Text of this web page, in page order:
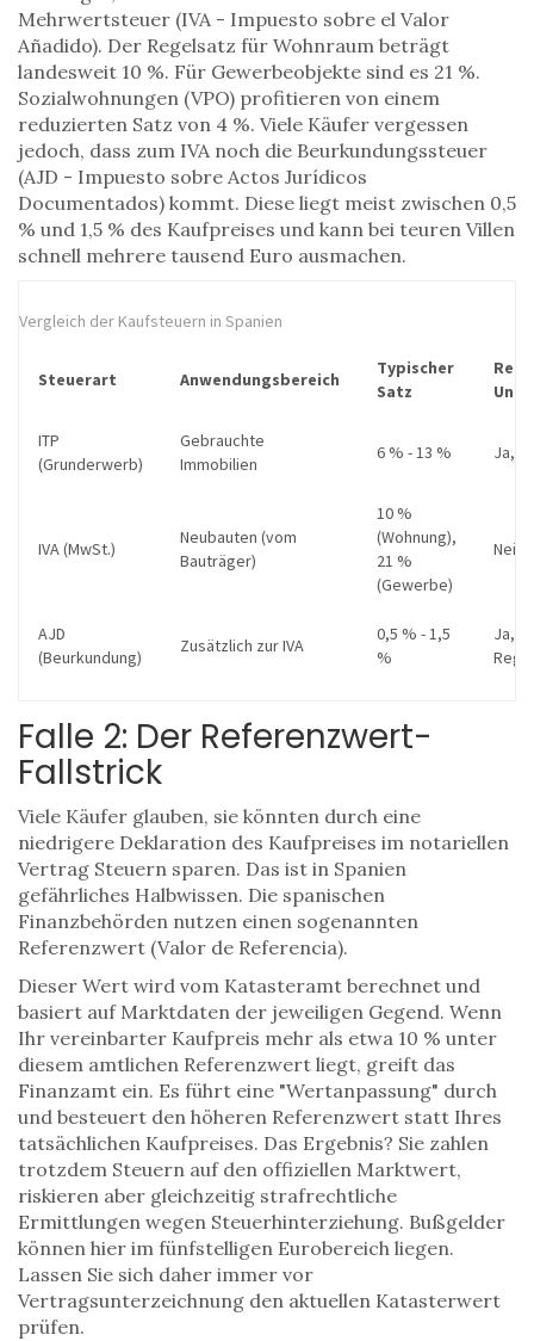
Mehrwertsteuer (IVA - Impuesto sobre el Valor
Añadido). Der Regelsatz für Wohnraum beträgt
landesweit 10 %. Für Gewerbeobjekte sind es 21 %.
Sozialwohnungen (VPO) profitieren von einem
reduzierten Satz von 4 %. Viele Käufer vergessen
jedoch, dass zum IVA noch die Beurkundungssteuer
(AJD - Impuesto sobre Actos Jurídicos
Documentados) kommt. Diese liegt meist zwischen 0,5
% und 1,5 % des Kaufpreises und kann bei teuren Villen
schnell mehrere tausend Euro ausmachen.
Vergleich der Kaufsteuern in Spanien
Steuerart Anwendungsbereich
Typischer
Satz
ITP
(Grunderwerb)
Gebrauchte
Immobilien
6 % - 13 % Ja,
IVA (MwSt.)
Neubauten (vom
Bauträger)
10 %
(Wohnung),
21 %
(Gewerbe)
AJD
(Beurkundung)
Zusätzlich zur IVA
0,5 % - 1,5
%
Ja,
Falle 2: Der Referenzwert-
Fallstrick
Viele Käufer glauben, sie könnten durch eine
niedrigere Deklaration des Kaufpreises im notariellen
Vertrag Steuern sparen. Das ist in Spanien
gefährliches Halbwissen. Die spanischen
Finanzbehörden nutzen einen sogenannten
Referenzwert (Valor de Referencia).
Dieser Wert wird vom Katasteramt berechnet und
basiert auf Marktdaten der jeweiligen Gegend. Wenn
Ihr vereinbarter Kaufpreis mehr als etwa 10 % unter
diesem amtlichen Referenzwert liegt, greift das
Finanzamt ein. Es führt eine "Wertanpassung" durch
und besteuert den höheren Referenzwert statt Ihres
tatsächlichen Kaufpreises. Das Ergebnis? Sie zahlen
trotzdem Steuern auf den offiziellen Marktwert,
riskieren aber gleichzeitig strafrechtliche
Ermittlungen wegen Steuerhinterziehung. Bußgelder
können hier im fünfstelligen Eurobereich liegen.
Lassen Sie sich daher immer vor
Vertragsunterzeichnung den aktuellen Katasterwert
prüfen.